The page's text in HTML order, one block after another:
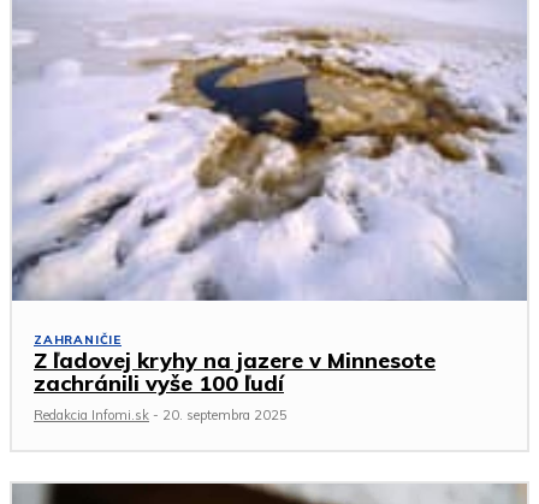
ZAHRANIČIE
Z ľadovej kryhy na jazere v Minnesote
zachránili vyše 100 ľudí
Redakcia Infomi.sk - 20. septembra 2025